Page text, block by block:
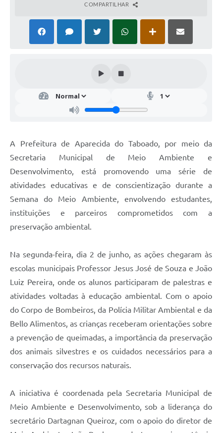
COMPARTILHAR
A Prefeitura de Aparecida do Taboado, por meio da
Secretaria Municipal de Meio Ambiente e
Desenvolvimento, está promovendo uma série de
atividades educativas e de conscientização durante a
Semana do Meio Ambiente, envolvendo estudantes,
instituições e parceiros comprometidos com a
preservação ambiental.
Na segunda-feira, dia 2 de junho, as ações chegaram às
escolas municipais Professor Jesus José de Souza e João
Luiz Pereira, onde os alunos participaram de palestras e
atividades voltadas à educação ambiental. Com o apoio
do Corpo de Bombeiros, da Polícia Militar Ambiental e da
Bello Alimentos, as crianças receberam orientações sobre
a prevenção de queimadas, a importância da preservação
dos animais silvestres e os cuidados necessários para a
conservação dos recursos naturais.
A iniciativa é coordenada pela Secretaria Municipal de
Meio Ambiente e Desenvolvimento, sob a liderança do
secretário Dartagnan Queiroz, com o apoio do diretor de